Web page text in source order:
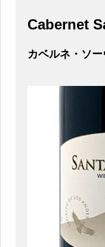
Cabernet
カベルネ・ソ